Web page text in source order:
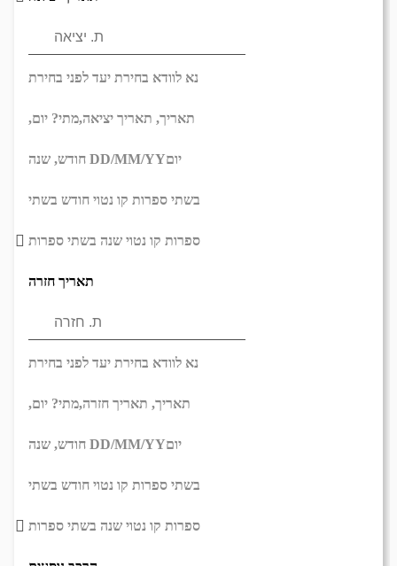
נא לוודא בחירת יעד לפני בחירת
תאריך, תאריך יציאה,מתי? יום,
DD/MM/YYיום
בשתי ספרות קו נטוי חודש בשתי
ספרות קו נטוי שנה בשתי ספרות
תאריך חזרה
נא לוודא בחירת יעד לפני בחירת
תאריך, תאריך חזרה,מתי? יום,
DD/MM/YYיום
בשתי ספרות קו נטוי חודש בשתי
ספרות קו נטוי שנה בשתי ספרות